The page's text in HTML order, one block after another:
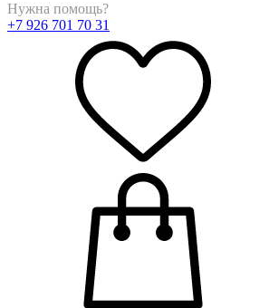
Нужна помощь?
+7 926 701 70 31